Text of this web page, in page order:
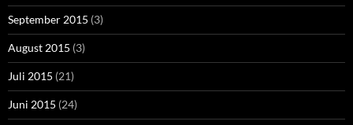
September 2015 (3)
August 2015 (3)
Juli 2015 (21)
Juni 2015 (24)